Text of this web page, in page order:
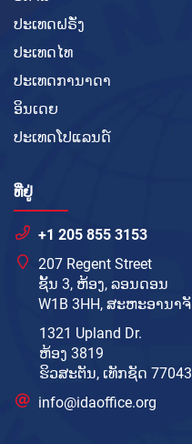
ປະເທດຝຣັ່ງ
ປະເທດໄທ
ປະເທດການາດາ
ອິນເດຍ
ປະເທດໂປແລນດ໌
ທີ່ຢູ່
+1 205 855 3153
207 Regent Street
ຊັ້ນ 3, ຫ້ອງ, ລອນດອນ
W1B 3HH, ສະຫະອານາ
1321 Upland Dr.
ຫ້ອງ 3819
ຮິວສະຕັນ, ເທັກຊັດ
info@idaoffice.org